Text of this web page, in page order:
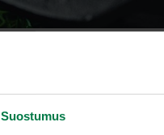
Suostumus